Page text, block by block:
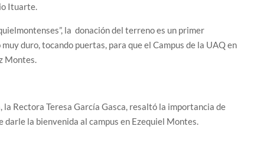
Ituarte.
la donación del terreno es un primer
duro, tocando puertas, para que el Campus de la UAQ en
Montes.
Rectora Teresa García Gasca, resaltó la importancia de
la bienvenida al campus en Ezequiel Montes.